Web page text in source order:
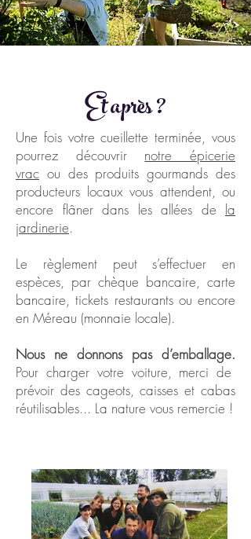
Et après ?
Une fois votre cueillette terminée, vous
pourrez découvrir notre épicerie
vrac ou des produits gourmands des
producteurs locaux vous attendent, ou
encore flâner dans les allées de la
jardinerie.
Le règlement peut s’effectuer en
espèces, par chèque bancaire, carte
bancaire, tickets restaurants ou encore
en Méreau (monnaie locale).
Nous ne donnons pas d’emballage.
Pour charger votre voiture, merci de
prévoir des cageots, caisses et cabas
réutilisables... La nature vous remercie !